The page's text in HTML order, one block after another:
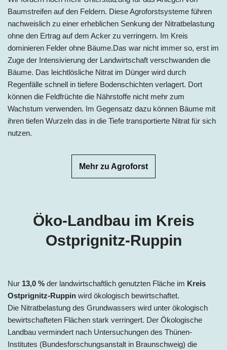
Baumstreifen auf den Feldern. Diese Agroforstsysteme führen
nachweislich zu einer erheblichen Senkung der Nitratbelastung
ohne den Ertrag auf dem Acker zu verringern. Im Kreis
dominieren Felder ohne Bäume.Das war nicht immer so, erst im
Zuge der Intensivierung der Landwirtschaft verschwanden die
Bäume. Das leichtlösliche Nitrat im Dünger wird durch
Regenfälle schnell in tiefere Bodenschichten verlagert. Dort
können die Feldfrüchte die Nährstoffe nicht mehr zum
Wachstum verwenden. Im Gegensatz dazu können Bäume mit
ihren tiefen Wurzeln das in die Tiefe transportierte Nitrat für sich
nutzen.
Mehr zu Agroforst
Öko-Landbau im Kreis
Ostprignitz-Ruppin
Nur 13,0 % der landwirtschaftlich genutzten Fläche im Kreis
Ostprignitz-Ruppin wird ökologisch bewirtschaftet.
Die Nitratbelastung des Grundwassers wird unter ökologisch
bewirtschafteten Flächen stark verringert. Der Ökologische
Landbau vermindert nach Untersuchungen des Thünen-
Institutes (Bundesforschungsanstalt in Braunschweig) die